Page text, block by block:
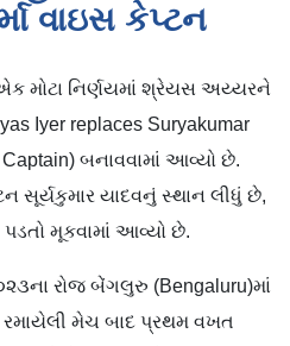
વાઇસ કેપ્ટન
મોટા નિર્ણયમાં શ્રેયસ અય્યરને
Iyer replaces Suryakumar
Captain) બનાવવામાં આવ્યો છે.
સૂર્યકુમાર યાદવનું સ્થાન લીધું છે,
મૂકવામાં આવ્યો છે.
રોજ બેંગલુરુ (Bengaluru)માં
મેચ બાદ પ્રથમ વખત